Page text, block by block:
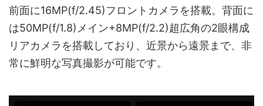
前面に16MP(f/2.45)フロントカメラを搭載。背面に
は50MP(f/1.8)メイン+8MP(f/2.2)超広角の2眼構成
リアカメラを搭載しており、近景から遠景まで、非
常に鮮明な写真撮影が可能です。